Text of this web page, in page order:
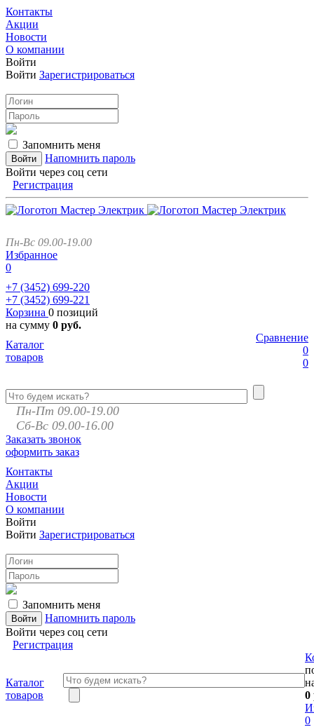
Контакты
Акции
Новости
О компании
Войти
Войти Зарегистрироваться
Запомнить меня
Напомнить пароль
Войти через соц сети
Регистрация
Пн-Вс 09.00-19.00
Избранное
0
+7 (3452) 699-220
+7 (3452) 699-221
Корзина 0 позиций
на сумму 0 руб.
Сравнение
0
0
Каталог
товаров
Пн-Пт 09.00-19.00
Сб-Вс 09.00-16.00
Заказать звонок
оформить заказ
Контакты
Акции
Новости
О компании
Войти
Войти Зарегистрироваться
Запомнить меня
Напомнить пароль
Войти через соц сети
Регистрация
Каталог
товаров
0
0